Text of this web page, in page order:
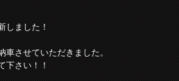
しました！
車させていただきました。
下さい！！